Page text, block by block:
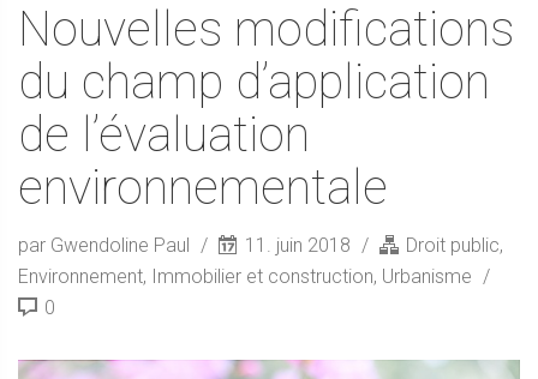
Nouvelles modifications
du champ d’application
de l’évaluation
environnementale
par Gwendoline Paul 11. juin 2018 Droit public,
Environnement, Immobilier et construction, Urbanisme
0